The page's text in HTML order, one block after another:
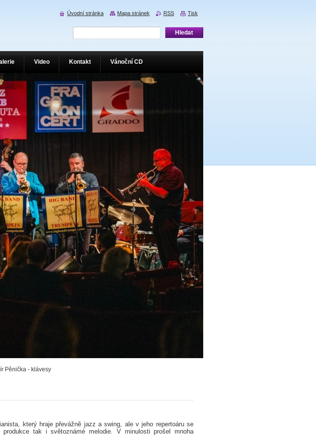
Pěnička - klávesy
který hraje převážně jazz a swing, ale v jeho repertoáru se
tak i světoznámé melodie. V minulosti prošel mnoha
Video Kontakt Vánoční CD
Úvodní stránka Mapa stránek RSS Tisk